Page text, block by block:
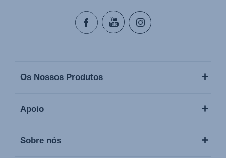
Os Nossos Produtos
Apoio
Sobre nós